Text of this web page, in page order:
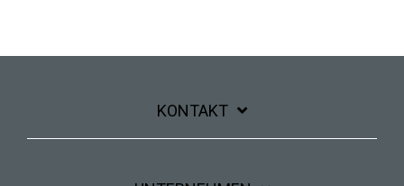
KONTAKT